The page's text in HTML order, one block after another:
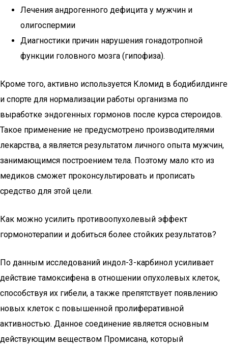
Лечения андрогенного дефицита у мужчин и
олигоспермии
Диагностики причин нарушения гонадотропной
функции головного мозга (гипофиза).
Кроме того, активно используется Кломид в бодибилдинге
и спорте для нормализации работы организма по
выработке эндогенных гормонов после курса стероидов.
Такое применение не предусмотрено производителями
лекарства, а является результатом личного опыта мужчин,
занимающимся построением тела. Поэтому мало кто из
медиков сможет проконсультировать и прописать
средство для этой цели.
Как можно усилить противоопухолевый эффект
гормонотерапии и добиться более стойких результатов?
По данным исследований индол-3-карбинол усиливает
действие тамоксифена в отношении опухолевых клеток,
способствуя их гибели, а также препятствует появлению
новых клеток с повышенной пролиферативной
активностью. Данное соединение является основным
действующим веществом Промисана, который